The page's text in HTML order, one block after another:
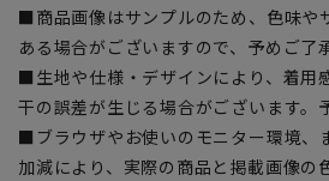
■商品画像はサンプルのため、色味や
ある場合がございますので、予めご了
■生地や仕様・デザインにより、着用
干の誤差が生じる場合がございます。
■ブラウザやお使いのモニター環境、
加減により、実際の商品と掲載画像の